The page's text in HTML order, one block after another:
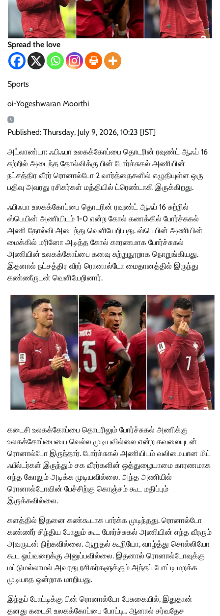
Spread the love
Sports
oi-Yogeshwaran Moorthi
Published: Thursday, July 9, 2026, 10:23 [IST]
அட்லாண்டா: ஃபிஃபா உலகக்கோப்பை தொடரின் ரவுண்ட் ஆஃப் 16
சுற்றில் அடைந்த தோல்விக்கு பின் போர்ச்சுகல் அணியின்
நட்சத்திர வீரர் ரொனால்டோ 2 வார்த்தைகளில் எழுதியுள்ள ஒரு
பதிவு அவரது ரசிகர்கள் மத்தியில் ட்ரெண்டாகி இருக்கிறது.
ஃபிஃபா உலகக்கோப்பை தொடரின் ரவுண்ட் ஆஃப் 16 சுற்றில்
ஸ்பெயின் அணியிடம் 1-0 என்ற கோல் கணக்கில் போர்ச்சுகல்
அணி தோல்வி அடைந்து வெளியேறியது. ஸ்பெயின் அணியின்
மைக்கில் மரினோ அடித்த கோல் காரணமாக போர்ச்சுகல்
அணியின் உலகக்கோப்பை கனவு சுற்றுநூறாக நொறுங்கியது.
இதனால் நட்சத்திர வீரர் ரொனால்டோ மைதானத்தில் இருந்து
கண்ணீருடன் வெளியேறினார்.
கடைசி உலகக்கோப்பை தொடரிலும் போர்ச்சுகல் அணிக்கு
உலகக்கோப்பையை வெல்ல முடியவில்லை என்ற கவலையுடன்
ரொனால்டோ இருந்தார். போர்ச்சுகல் அணியிடம் வலிமையான மிட்
ஃபீல்டர்கள் இருந்தும் சக வீரர்களின் ஒத்துழையாமை காரணமாக
எந்த கோலும் அடிக்க முடியவில்லை. அந்த அணியில்
ரொனால்டோவின் பேச்சிற்கு கொஞ்சம் கூட மதிப்பும்
இருக்கவில்லை.
களத்தில் இதனை கண்கூடாக பார்க்க முடிந்தது. ரொனால்டோ
கண்ணீர் சிந்திய போதும் கூட போர்ச்சுகல் அணியின் எந்த வீரரும்
அவருடன் நிற்கவில்லை. ஆறுதல் கூறியோ, வாழ்த்து சொல்லியோ
கூட ஓய்வறைக்கு அனுப்பவில்லை. இதனால் ரொனால்டோவுக்கு
மட்டுமல்லாமல் அவரது ரசிகர்களுக்கும் அந்தப் போட்டி மறக்க
முடியாத ஒன்றாக மாறியது.
இந்தப் போட்டிக்கு பின் ரொனால்டோ பேசுகையில், இதுதான்
தனது கடைசி உலகக்கோப்பை போட்டி.. ஆனால் சர்வதேச